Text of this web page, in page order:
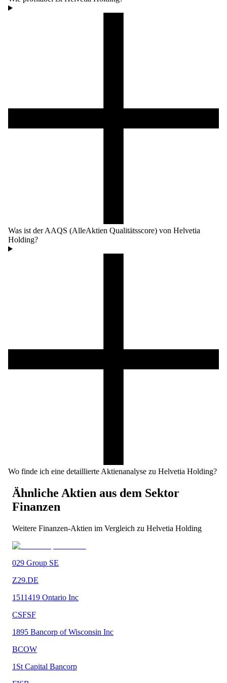
Was ist der AAQS (AlleAktien Qualitätsscore) von Helvetia
Holding?
Wo finde ich eine detaillierte Aktienanalyse zu Helvetia Holding?
Ähnliche Aktien aus dem Sektor
Finanzen
Weitere Finanzen-Aktien im Vergleich zu Helvetia Holding
029 Group SE
Z29.DE
1511419 Ontario Inc
CSFSF
1895 Bancorp of Wisconsin Inc
BCOW
1St Capital Bancorp